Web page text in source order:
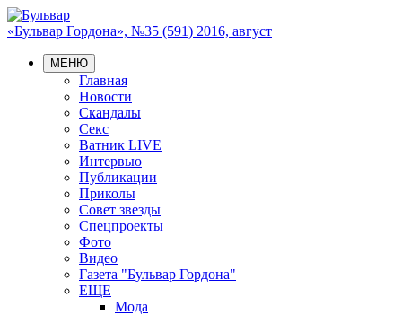
«Бульвар Гордона», №35 (591) 2016, август
МЕНЮ
Главная
Новости
Скандалы
Секс
Ватник LIVE
Интервью
Публикации
Приколы
Совет звезды
Спецпроекты
Фото
Видео
Газета "Бульвар Гордона"
ЕЩЕ
Мода